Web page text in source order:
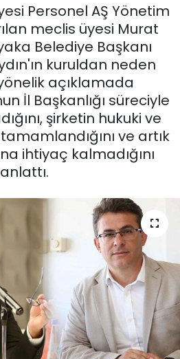
Personel AŞ Yönetim
meclis üyesi Murat
Belediye Başkanı
kuruldan neden
açıklamada
İl Başkanlığı süreciyle
şirketin hukuki ve
ve artık
ihtiyaç kalmadığını
anlattı.